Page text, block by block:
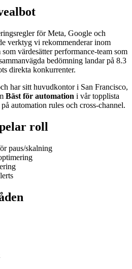
för Meta, Google och
verktyg vi rekommenderar inom
värdesätter performance-team som
bedömning landar på 8.3
direkta konkurrenter.
har sitt huvudkontor i San Francisco,
Bäst för automation i vår topplista
automation rules och cross-channel.
roll
paus/skalning